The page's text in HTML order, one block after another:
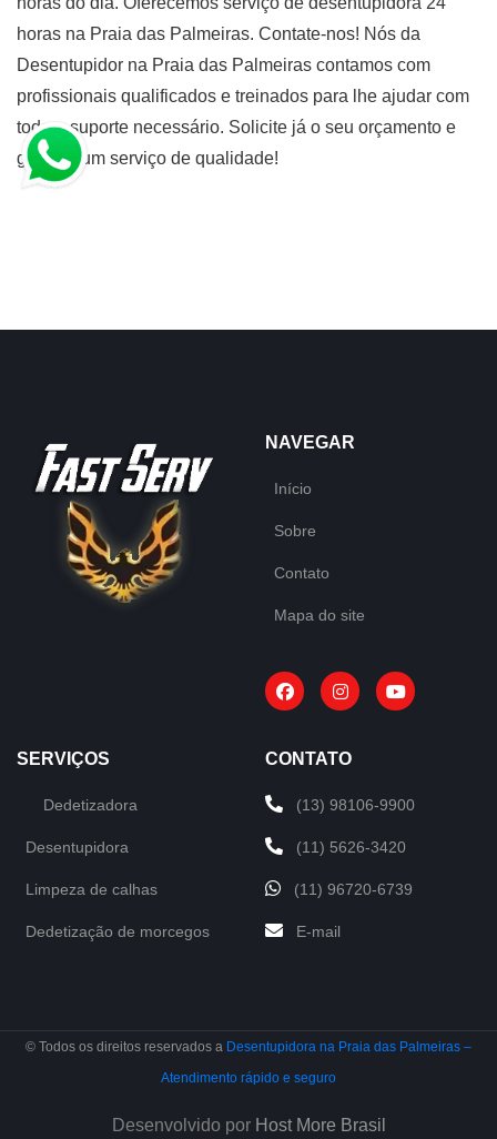
horas na Praia das Palmeiras. Contate-nos! Nós da
Desentupidor na Praia das Palmeiras contamos com
profissionais qualificados e treinados para lhe ajudar com
todo o suporte necessário. Solicite já o seu orçamento e
garanta um serviço de qualidade!
NAVEGAR
Início
Sobre
Contato
Mapa do site
SERVIÇOS
Dedetizadora
Desentupidora
Limpeza de calhas
Dedetização de morcegos
CONTATO
(13) 98106-9900
(11) 5626-3420
(11) 96720-6739
E-mail
© Todos os direitos reservados a Desentupidora na Praia das Palmeiras –
Atendimento rápido e seguro
Desenvolvido por Host More Brasil